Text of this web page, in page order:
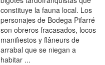
constituye la fauna local. Los
personajes de Bodega Pifarré
son obreros fracasados, locos
manifiestos y flâneurs de
arrabal que se niegan a
habitar ...